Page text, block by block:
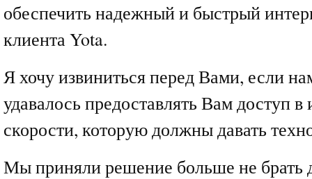
обеспечить надежный и быстрый
клиента Yota.
Я хочу извиниться перед Вами, если
удавалось предоставлять Вам доступ в
скорости, которую должны давать
Мы приняли решение больше не брать